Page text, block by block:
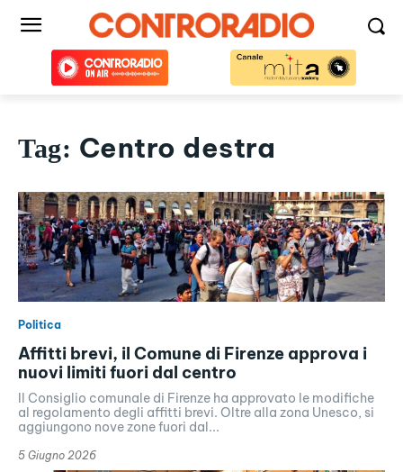
Tag: Centro destra
Politica
Affitti brevi, il Comune di Firenze approva i
nuovi limiti fuori dal centro
Il Consiglio comunale di Firenze ha approvato le modifiche
al regolamento degli affitti brevi. Oltre alla zona Unesco, si
aggiungono nove zone fuori dal...
5 Giugno 2026